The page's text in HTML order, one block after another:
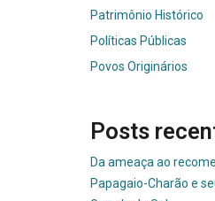
Patrimônio Histórico
Políticas Públicas
Povos Originários
Posts
Da ameaça ao
Papagaio-Charão e